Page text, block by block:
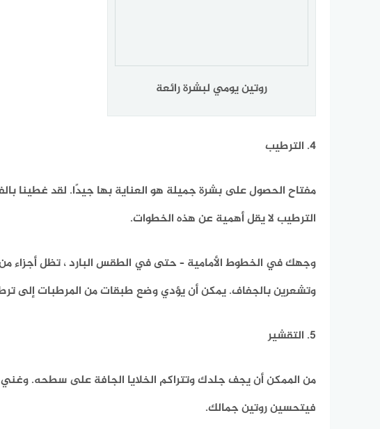
روتين يومي لبشرة رائعة
4. الترطيب
مفتاح الحصول على بشرة جميلة هو العناية بها جيدًا. لقد غطينا
الترطيب لا يقل أهمية عن هذه الخطوات.
وجهك في الخطوط الأمامية – حتى في الطقس البارد ، تظل أجزاء
وتشعرين بالجفاف. يمكن أن يؤدي وضع طبقات من المرطبات إلى
5. التقشير
من الممكن أن يجف جلدك وتتراكم الخلايا الجافة على سطحه. وغني
فيتحسين روتين جمالك.